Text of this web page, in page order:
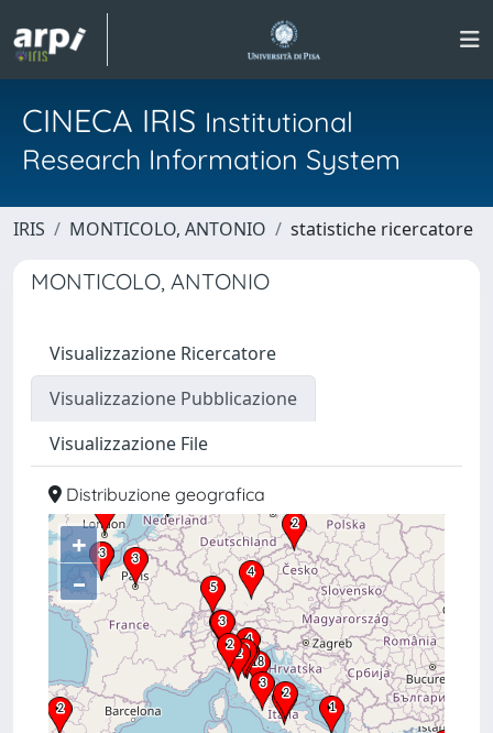
CINECA IRIS Institutional
Research Information System
IRIS MONTICOLO, ANTONIO statistiche ricercatore
MONTICOLO, ANTONIO
Visualizzazione Ricercatore
Visualizzazione Pubblicazione
Visualizzazione File
Distribuzione geografica
+
–